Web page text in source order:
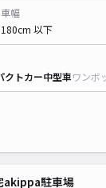
車幅
180cm 以下
クトカー中型車ワンボ
akippa駐車場